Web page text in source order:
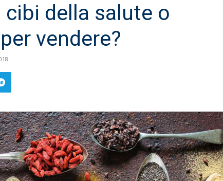
della salute o
vendere?